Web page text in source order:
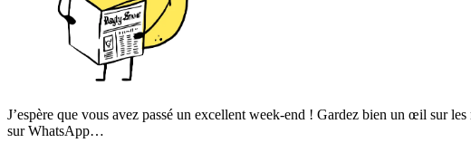
J’espère que vous avez passé un excellent week-end ! Gardez bien un œil sur
sur WhatsApp…